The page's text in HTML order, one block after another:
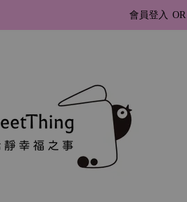
會員登入 OR